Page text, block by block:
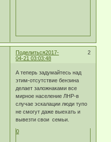
Поделиться 2
2017-
04-21 03:03:48
А теперь задумайтесь над
этим-отсутствие бензина
делает заложнаками все
мирное население ЛНР-в
случае эскалации люди тупо
не смогут даже выехать и
вывезти свои семьи.
0